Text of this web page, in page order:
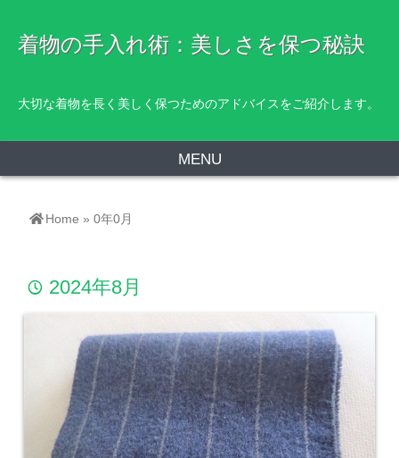
着物の手入れ術：美しさを保つ秘訣
大切な着物を長く美しく保つためのアドバイスをご紹介します。
MENU
Home » 0年0月
time 2024年8月